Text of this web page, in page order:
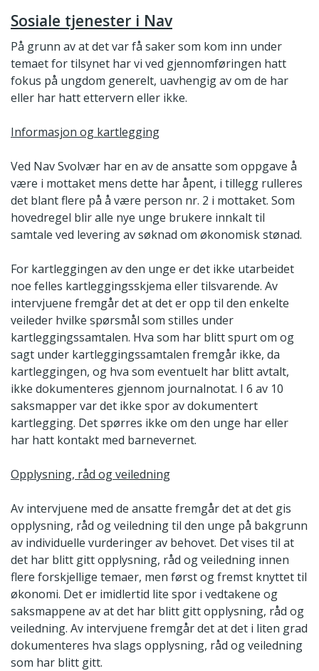
Sosiale tjenester i Nav
På grunn av at det var få saker som kom inn under
temaet for tilsynet har vi ved gjennomføringen hatt
fokus på ungdom generelt, uavhengig av om de har
eller har hatt ettervern eller ikke.
Informasjon og kartlegging
Ved Nav Svolvær har en av de ansatte som oppgave å
være i mottaket mens dette har åpent, i tillegg rulleres
det blant flere på å være person nr. 2 i mottaket. Som
hovedregel blir alle nye unge brukere innkalt til
samtale ved levering av søknad om økonomisk stønad.
For kartleggingen av den unge er det ikke utarbeidet
noe felles kartleggingsskjema eller tilsvarende. Av
intervjuene fremgår det at det er opp til den enkelte
veileder hvilke spørsmål som stilles under
kartleggingssamtalen. Hva som har blitt spurt om og
sagt under kartleggingssamtalen fremgår ikke, da
kartleggingen, og hva som eventuelt har blitt avtalt,
ikke dokumenteres gjennom journalnotat. I 6 av 10
saksmapper var det ikke spor av dokumentert
kartlegging. Det spørres ikke om den unge har eller
har hatt kontakt med barnevernet.
Opplysning, råd og veiledning
Av intervjuene med de ansatte fremgår det at det gis
opplysning, råd og veiledning til den unge på bakgrunn
av individuelle vurderinger av behovet. Det vises til at
det har blitt gitt opplysning, råd og veiledning innen
flere forskjellige temaer, men først og fremst knyttet til
økonomi. Det er imidlertid lite spor i vedtakene og
saksmappene av at det har blitt gitt opplysning, råd og
veiledning. Av intervjuene fremgår det at det i liten grad
dokumenteres hva slags opplysning, råd og veiledning
som har blitt gitt.